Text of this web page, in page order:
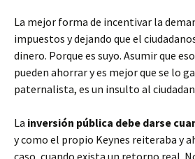
La mejor forma de incentivar la
impuestos y dejando que el
dinero. Porque es suyo. Asumir que
pueden ahorrar y es mejor que se lo
paternalista, es un insulto al
La inversión pública debe darse
y como el propio Keynes reiteraba y
caso, cuando exista un retorno real.